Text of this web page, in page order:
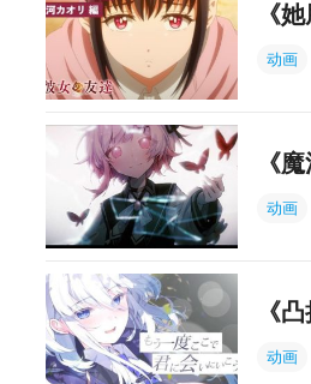
《
动画
《
动画
《
动画